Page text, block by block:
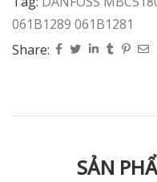
061B1289 061B1281
Share:
SẢN